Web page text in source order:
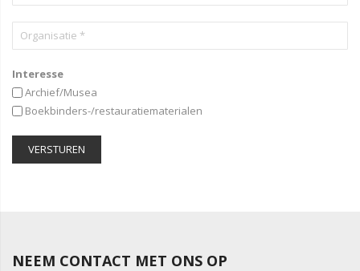
Interesse
Archief/Musea
Boekbinders-/restauratiematerialen
VERSTUREN
NEEM CONTACT MET ONS OP